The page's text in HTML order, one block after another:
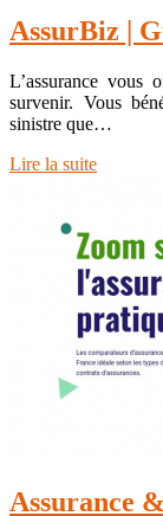
AssurBiz |
L’assurance vous
survenir. Vous
sinistre que…
Lire la suite
Assurance